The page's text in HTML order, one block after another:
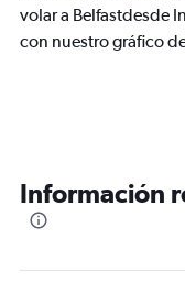
volar a Belfastdesde
con nuestro gráfico
Información